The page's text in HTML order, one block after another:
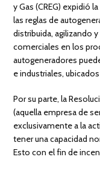
y Gas (CREG) expidió
las reglas de
distribuida, agilizando
comerciales en los
autogeneradores
e industriales,
Por su parte, la
(aquella empresa de
exclusivamente a la
tener una capacidad
Esto con el fin de